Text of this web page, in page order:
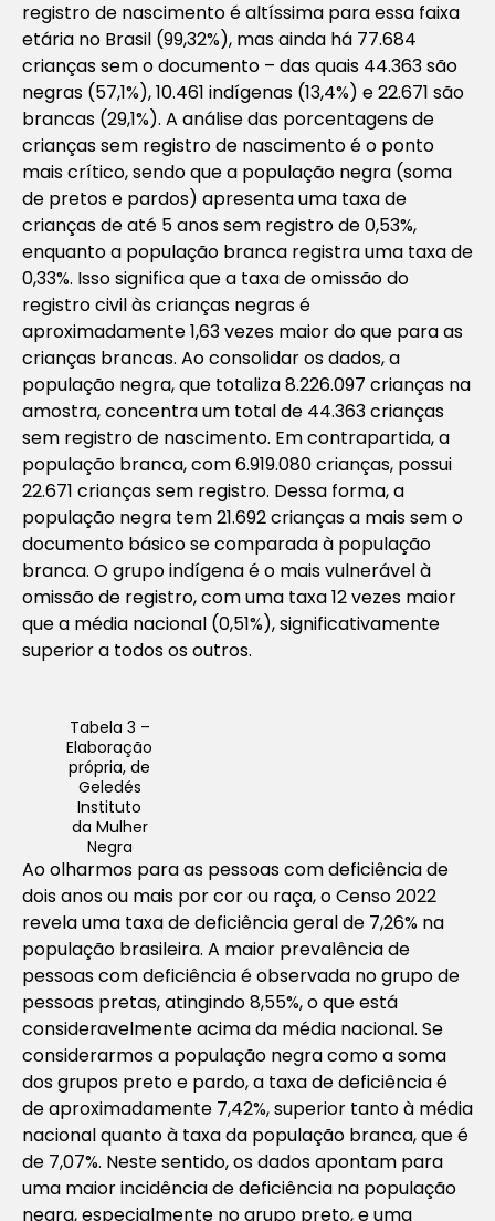
registro de nascimento é altíssima para essa faixa
etária no Brasil (99,32%), mas ainda há 77.684
crianças sem o documento – das quais 44.363 são
negras (57,1%), 10.461 indígenas (13,4%) e 22.671 são
brancas (29,1%). A análise das porcentagens de
crianças sem registro de nascimento é o ponto
mais crítico, sendo que a população negra (soma
de pretos e pardos) apresenta uma taxa de
crianças de até 5 anos sem registro de 0,53%,
enquanto a população branca registra uma taxa de
0,33%. Isso significa que a taxa de omissão do
registro civil às crianças negras é
aproximadamente 1,63 vezes maior do que para as
crianças brancas. Ao consolidar os dados, a
população negra, que totaliza 8.226.097 crianças na
amostra, concentra um total de 44.363 crianças
sem registro de nascimento. Em contrapartida, a
população branca, com 6.919.080 crianças, possui
22.671 crianças sem registro. Dessa forma, a
população negra tem 21.692 crianças a mais sem o
documento básico se comparada à população
branca. O grupo indígena é o mais vulnerável à
omissão de registro, com uma taxa 12 vezes maior
que a média nacional (0,51%), significativamente
superior a todos os outros.
Tabela 3 –
Elaboração
própria, de
Geledés
Instituto
da Mulher
Negra
Ao olharmos para as pessoas com deficiência de
dois anos ou mais por cor ou raça, o Censo 2022
revela uma taxa de deficiência geral de 7,26% na
população brasileira. A maior prevalência de
pessoas com deficiência é observada no grupo de
pessoas pretas, atingindo 8,55%, o que está
consideravelmente acima da média nacional. Se
considerarmos a população negra como a soma
dos grupos preto e pardo, a taxa de deficiência é
de aproximadamente 7,42%, superior tanto à média
nacional quanto à taxa da população branca, que é
de 7,07%. Neste sentido, os dados apontam para
uma maior incidência de deficiência na população
negra, especialmente no grupo preto, e uma